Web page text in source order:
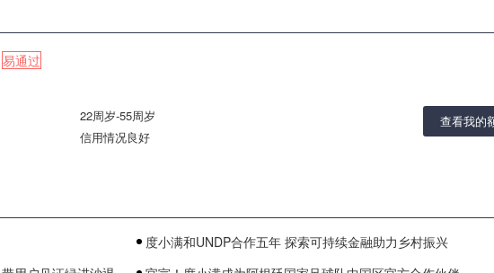
易通过
22周岁-55周岁
信用情况良好
查看我的
度小满和UNDP合作五年 探索可持续金融助力乡村振兴